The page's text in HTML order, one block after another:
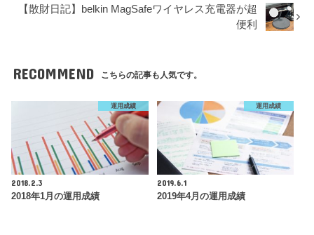
【散財日記】belkin MagSafeワイヤレス充電器が超
便利
RECOMMEND こちらの記事も人気です。
運用成績
2018.2.3
2018年1月の運用成績
運用成績
2019.6.1
2019年4月の運用成績